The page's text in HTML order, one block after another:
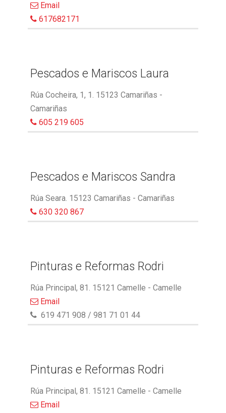
Email
617682171
Pescados e Mariscos Laura
Rúa Cocheira, 1, 1. 15123 Camariñas -
Camariñas
605 219 605
Pescados e Mariscos Sandra
Rúa Seara. 15123 Camariñas - Camariñas
630 320 867
Pinturas e Reformas Rodri
Rúa Principal, 81. 15121 Camelle - Camelle
Email
619 471 908 / 981 71 01 44
Pinturas e Reformas Rodri
Rúa Principal, 81. 15121 Camelle - Camelle
Email